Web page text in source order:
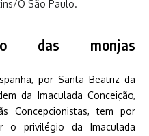
O São Paulo.
das monjas
por Santa Beatriz da
da Imaculada Conceição,
Concepcionistas, tem por
o privilégio da Imaculada